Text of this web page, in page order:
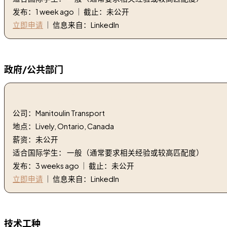
发布：1 week ago ｜ 截止：未公开
立即申请 ｜ 信息来自：LinkedIn
政府/公共部门
公司：Manitoulin Transport
地点：Lively, Ontario, Canada
薪资：未公开
适合国际学生： 一般（通常要求相关经验或较高匹配度）
发布：3 weeks ago ｜ 截止：未公开
立即申请 ｜ 信息来自：LinkedIn
技术工种